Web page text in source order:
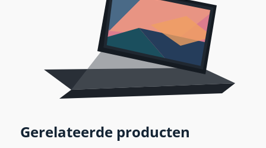
Gerelateerde producten